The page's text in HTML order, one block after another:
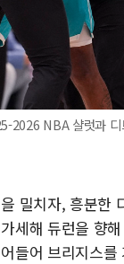
2026 NBA 샬럿과
밀치자, 흥분한
세해 듀런을 향
들어 브리지스